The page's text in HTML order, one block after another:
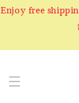
Enjoy free